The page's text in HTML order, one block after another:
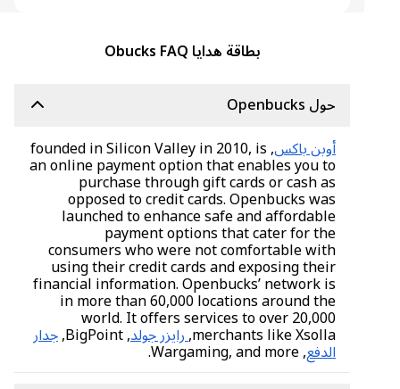
بطاقة هدايا Obucks FAQ
أوبن باكس , founded in Silicon Valley in 2010, is
an online payment option that enables you to
purchase through gift cards or cash as
opposed to credit cards. Openbucks was
launched to enhance safe and affordable
payment options that cater for the
consumers who were not comfortable with
using their credit cards and exposing their
financial information. Openbucks’ network is
in more than 60,000 locations around the
world. It offers services to over 20,000
merchants like Xsolla,رايزر جولد, BigPoint, جدار
, Wargaming, and more.